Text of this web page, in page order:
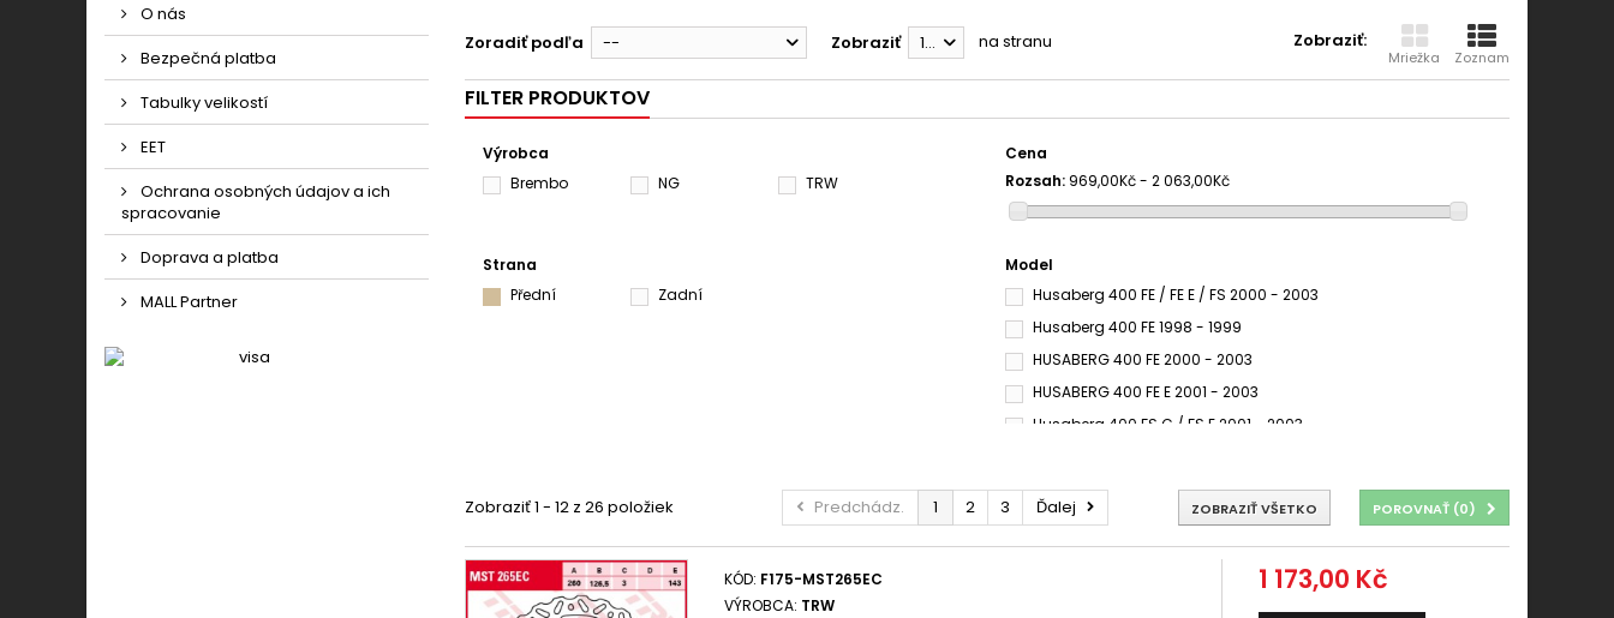
O nás
Bezpečná platba
Tabulky velikostí
EET
Ochrana osobných údajov a ich
spracovanie
Doprava a platba
MALL Partner
Zobraziť:
Mriežka Zoznam
Zoradiť podľa -- Zobraziť 12 na stranu
FILTER PRODUKTOV
Výrobca
Brembo
NG TRW
Cena
Rozsah: 969,00Kč - 2 063,00Kč
Strana
Přední
Zadní
Model
Husaberg 400 FE / FE E / FS 2000 - 2003
Husaberg 400 FE 1998 - 1999
HUSABERG 400 FE 2000 - 2003
HUSABERG 400 FE E 2001 - 2003
Husaberg 400 FS C / FS E 2001 - 2003
HUSABERG 400 FS E 2001 - 2003
Husaberg FE 400 2000 -
Husaberg FE 400 E 2001 -
POROVNAŤ (0)
Predchádz. 1 2 3 Ďalej ZOBRAZIŤ VŠETKO
Zobraziť 1 - 12 z 26 položiek
KÓD: F175-MST265EC
VÝROBCA: TRW
1 173,00 Kč